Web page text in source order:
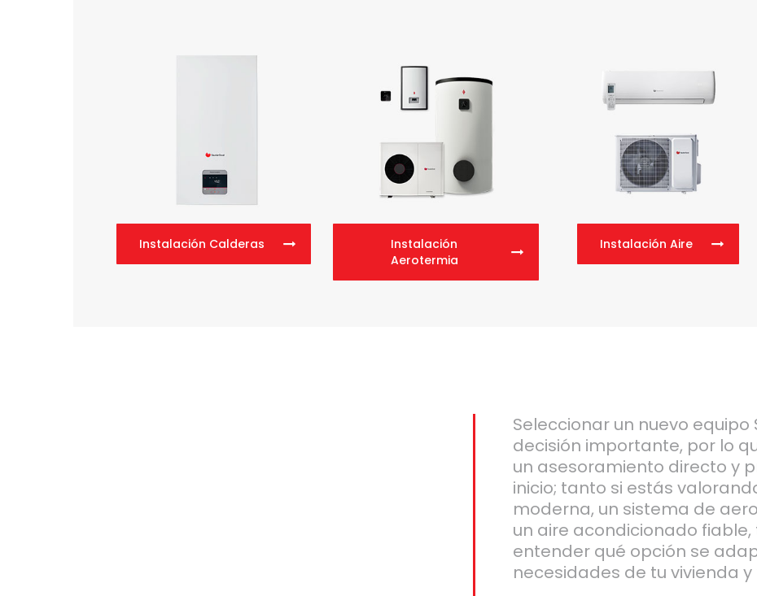
Instalación Calderas
Instalación
Aerotermia
Instalación Aire
Seleccionar un nuevo equipo
decisión importante, por lo
un asesoramiento directo y
inicio; tanto si estás
moderna, un sistema de
un aire acondicionado
entender qué opción se
necesidades de tu vivienda